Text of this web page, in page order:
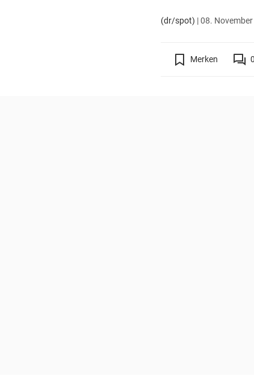
(dr/spot) |08.
Merken 0